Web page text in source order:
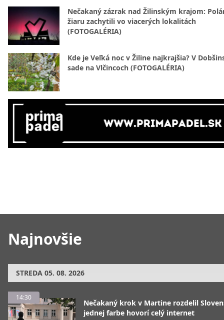
Najnovšie
STREDA 05. 08. 2026
14:30
Nečakaný krok v Martine rozdelil
jednej farbe hovorí celý internet
Nečakaný zázrak nad Žilinským krajom:
žiaru zachytili vo viacerých lokalitách
(FOTOGALÉRIA)
Kde je Veľká noc v Žiline najkrajšia? V
sade na Vlčincoch (FOTOGALÉRIA)